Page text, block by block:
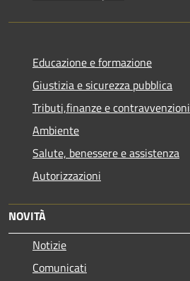
Educazione e formazione
Giustizia e sicurezza pubblica
Tributi,finanze e contravvenzioni
Ambiente
Salute, benessere e assistenza
Autorizzazioni
NOVITÀ
Notizie
Comunicati